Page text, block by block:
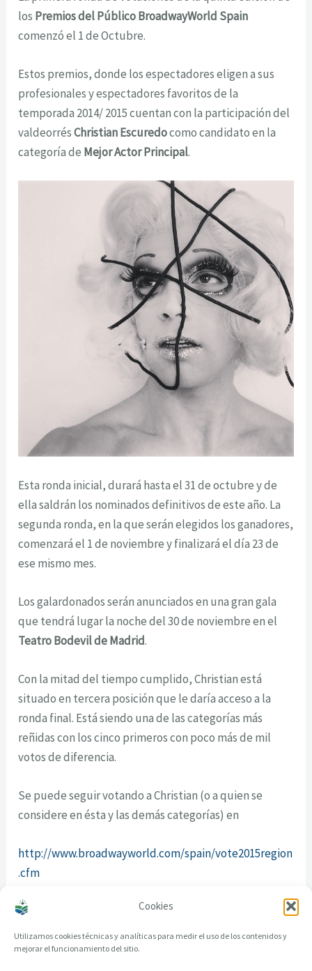
Cookies
Utilizamos cookies técnicas y analíticas para medir el uso de los contenidos y
mejorar el funcionamiento del sitio.
los Premios del Público BroadwayWorld Spain
comenzó el 1 de Octubre.
Estos premios, donde los espectadores eligen a sus
profesionales y espectadores favoritos de la
temporada 2014/ 2015 cuentan con la participación del
valdeorrésChristian Escuredocomo candidato en la
categoría de Mejor Actor Principal.
Esta ronda inicial, durará hasta el 31 de octubre y de
ella saldrán los nominados definitivos de este año. La
segunda ronda, en la que serán elegidos los ganadores,
comenzará el 1 de noviembre y finalizará el día 23 de
ese mismo mes.
Los galardonados serán anunciados en una gran gala
que tendrá lugar la noche del 30 de noviembre en el
Teatro Bodevil de Madrid.
Con la mitad del tiempo cumplido, Christian está
situado en tercera posición que le daría acceso a la
ronda final. Está siendo una de las categorías más
reñidas con los cinco primeros con poco más de mil
votos de diferencia.
Se puede seguir votando a Christian (o a quien se
considere en ésta y las demás categorías) en
http://www.broadwayworld.com/spain/vote2015region
.cfm